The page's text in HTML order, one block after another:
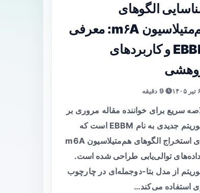
الگوهای
هم‌متیلاسیون m۶A: معرفی
EBBM و کاربردهای
9 دقیقه
سریع برای خواننده مقاله مروری بر
الگوریتم جدیدی به نام EBBM است که
برای استخراج الگوهای هم‌متیلاسیون m6A
توالی‌یابی طراحی شده است.
از مدل بتا-دوجمله‌ای در چارچوب
استفاده می‌کند…